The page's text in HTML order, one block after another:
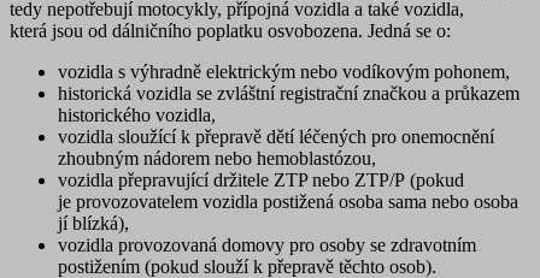
tedy nepotřebují motocykly, přípojná vozidla a také vozidla,
která jsou od dálničního poplatku osvobozena. Jedná se o:
vozidla s výhradně elektrickým nebo vodíkovým pohonem,
historická vozidla se zvláštní registrační značkou a průkazem
historického vozidla,
vozidla sloužící k přepravě dětí léčených pro onemocnění
zhoubným nádorem nebo hemoblastózou,
vozidla přepravující držitele ZTP nebo ZTP/P (pokud
je provozovatelem vozidla postižená osoba sama nebo osoba
jí blízká),
vozidla provozovaná domovy pro osoby se zdravotním
postižením (pokud slouží k přepravě těchto osob).